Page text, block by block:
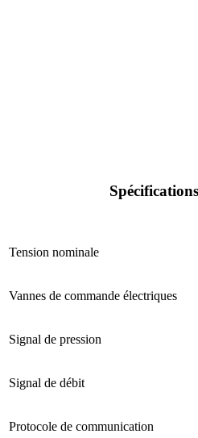
Tension nominale
Vannes de commande électriques
Signal de pression
Signal de débit
Protocole de communication